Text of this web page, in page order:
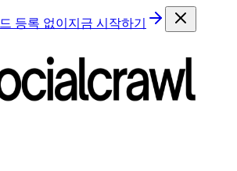
등록 없이 지금 시작하기